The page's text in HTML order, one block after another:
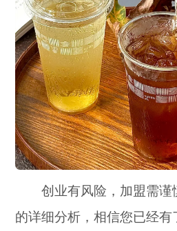
创业有风险，加盟需谨
的详细分析，相信您已经